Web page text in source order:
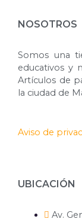
NOSOTROS
Somos una
educativos y
Artículos de
la ciudad de
Aviso de
UBICACIÓN
Av.